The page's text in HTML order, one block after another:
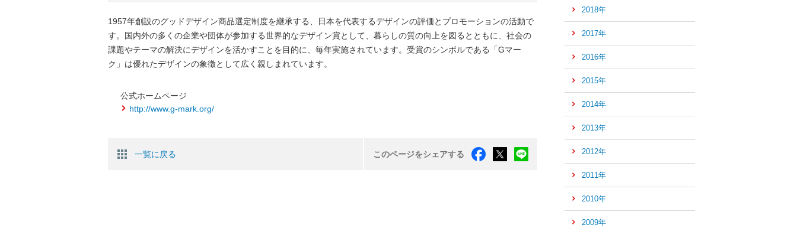
1957年創設のグッドデザイン商品選定制度を継承する、日本を代表するデザインの評価とプロモーションの活動で
す。国内外の多くの企業や団体が参加する世界的なデザイン賞として、暮らしの質の向上を図るとともに、社会の
課題やテーマの解決にデザインを活かすことを目的に、毎年実施されています。受賞のシンボルである「Gマー
ク」は優れたデザインの象徴として広く親しまれています。
公式ホームページ
http://www.g-mark.org/
一覧に戻る このページをシェアする
2018年
2017年
2016年
2015年
2014年
2013年
2012年
2011年
2010年
2009年